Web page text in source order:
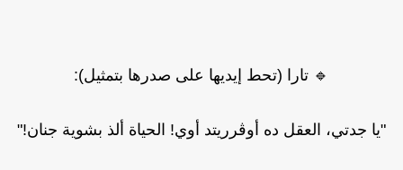
🔹 تارا (تحط إيديها على صدرها بتمثيل):
"يا جدتي، العقل ده أوڤرريتد أوي! الحياة ألذ بشوية جنان!"